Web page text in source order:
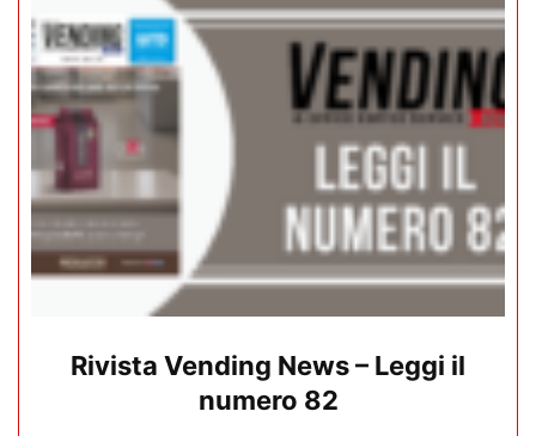
Rivista Vending News – Leggi il
numero 82